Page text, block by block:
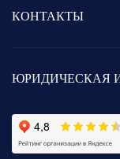
КОНТАКТЫ
ЮРИДИЧЕСКАЯ